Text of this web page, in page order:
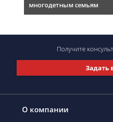
многодетным семьям
О компании
Задать
Получите